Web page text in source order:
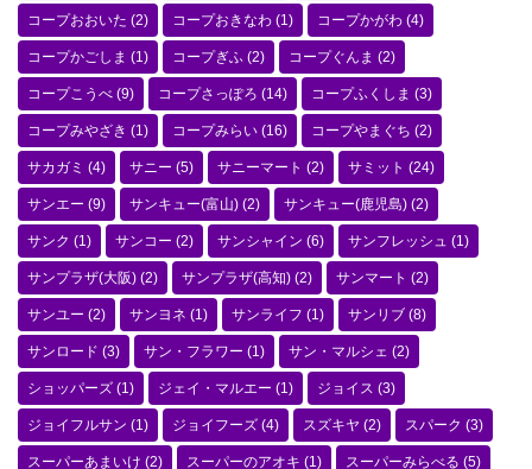
コープおおいた (2) コープおきなわ (1) コープかがわ (4)
コープかごしま (1) コープぎふ (2) コープぐんま (2)
コープこうべ (9) コープさっぽろ (14) コープふくしま (3)
コープみやざき (1) コープみらい (16) コープやまぐち (2)
サカガミ (4) サニー (5) サニーマート (2) サミット (24)
サンエー (9) サンキュー(富山) (2) サンキュー(鹿児島) (2)
サンク (1) サンコー (2) サンシャイン (6) サンフレッシュ (1)
サンプラザ(大阪) (2) サンプラザ(高知) (2) サンマート (2)
サンユー (2) サンヨネ (1) サンライフ (1) サンリブ (8)
サンロード (3) サン・フラワー (1) サン・マルシェ (2)
ショッパーズ (1) ジェイ・マルエー (1) ジョイス (3)
ジョイフルサン (1) ジョイフーズ (4) スズキヤ (2) スパーク (3)
スーパーあまいけ (2) スーパーのアオキ (1) スーパーみらべる (5)